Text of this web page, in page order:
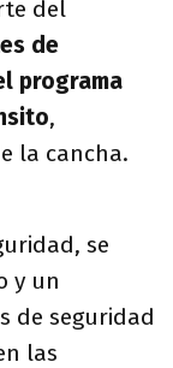
del
de
programa
,
la cancha.
se
y un
de seguridad
las